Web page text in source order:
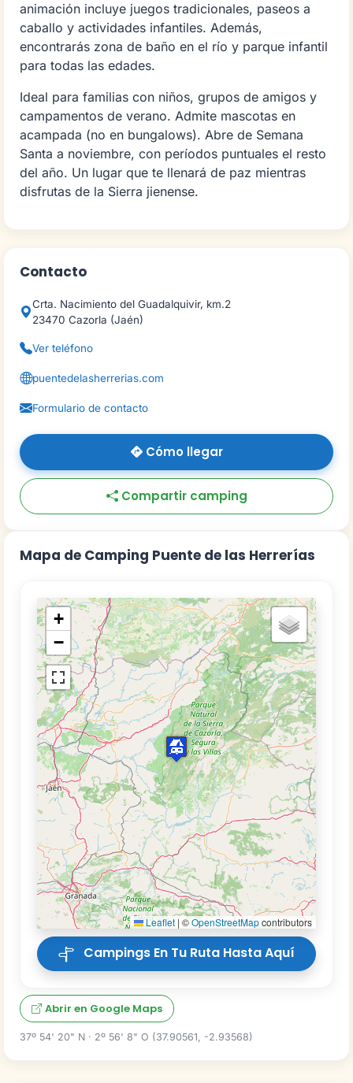
animación incluye juegos tradicionales, paseos a
caballo y actividades infantiles. Además,
encontrarás zona de baño en el río y parque infantil
para todas las edades.
Ideal para familias con niños, grupos de amigos y
campamentos de verano. Admite mascotas en
acampada (no en bungalows). Abre de Semana
Santa a noviembre, con períodos puntuales el resto
del año. Un lugar que te llenará de paz mientras
disfrutas de la Sierra jienense.
Contacto
Crta. Nacimiento del Guadalquivir, km.2
23470 Cazorla (Jaén)
Ver teléfono
puentedelasherrerias.com
Formulario de contacto
Cómo llegar
Compartir camping
Mapa de Camping Puente de las Herrerías
+
−
Leaflet | ©OpenStreetMapcontributors
Campings En Tu Ruta Hasta Aquí
Abrir en Google Maps
37º 54' 20" N · 2º 56' 8" O (37.90561, -2.93568)